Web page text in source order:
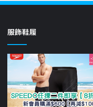
服飾鞋履